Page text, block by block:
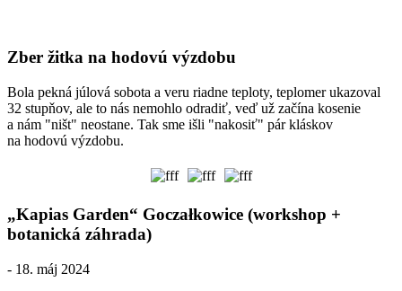
Zber žitka na hodovú výzdobu
Bola pekná júlová sobota a veru riadne teploty, teplomer ukazoval
32 stupňov, ale to nás nemohlo odradiť, veď už začína kosenie
a nám "ništ" neostane. Tak sme išli "nakosiť" pár kláskov
na hodovú výzdobu.
„Kapias Garden“ Goczałkowice (workshop +
botanická záhrada)
- 18. máj 2024